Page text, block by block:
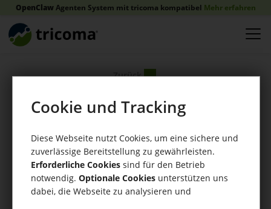
OpenClawAgenten System mit tricoma kompatibel Mehr erfahren
Zurück
Cookie und Tracking
Diese Webseite nutzt Cookies, um eine sichere und
zuverlässige Bereitstellung zu gewährleisten.
Erforderliche Cookies sind für den Betrieb
notwendig. Optionale Cookies unterstützen uns
dabei, die Webseite zu analysieren und